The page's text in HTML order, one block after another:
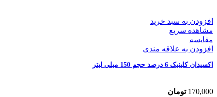
افزودن به سبد خرید
مشاهده سریع
مقایسه
افزودن به علاقه مندی
اکسیدان کلینیک 6 درصد حجم 150 میلی لیتر
170,000 تومان